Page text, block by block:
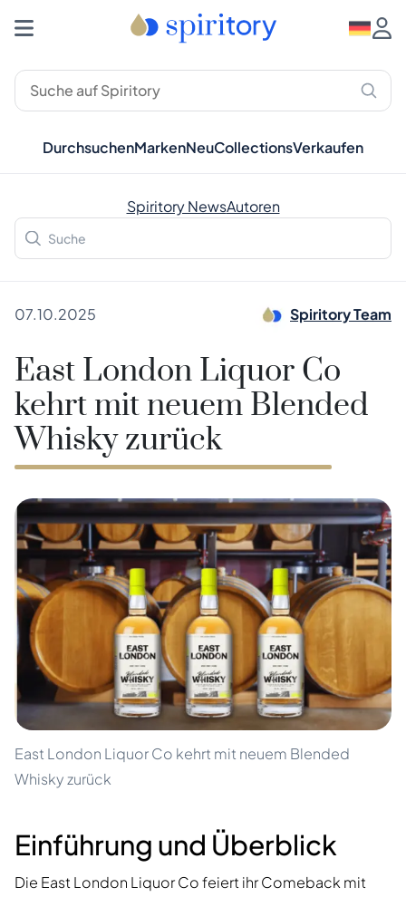
DurchsuchenMarkenNeuCollectionsVerkaufen
Spiritory NewsAutoren
07.10.2025 Spiritory Team
East London Liquor Co
kehrt mit neuem Blended
Whisky zurück
East London Liquor Co kehrt mit neuem Blended
Whisky zurück
Einführung und Überblick
Die East London Liquor Co feiert ihr Comeback mit